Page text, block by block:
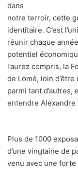
dans
notre terroir, cette
identitaire. C’est
réunir chaque
potentiel
l’aurez compris, la
de Lomé, loin
parmi tant d’autres,
entendre Alexandre
Plus de 1000
d’une vingtaine de
venu avec une forte